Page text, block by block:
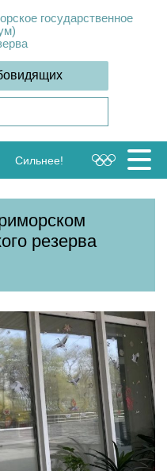
государственное
Сильнее!
резерва